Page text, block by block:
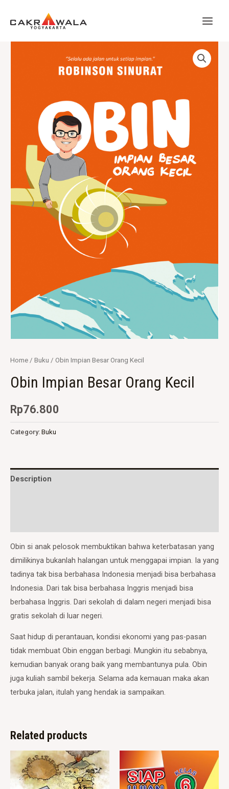
Home / Buku / Obin Impian Besar Orang Kecil
Obin Impian Besar Orang Kecil
Rp76.800
Category: Buku
Description
Obin si anak pelosok membuktikan bahwa keterbatasan yang
dimilikinya bukanlah halangan untuk menggapai impian. Ia yang
tadinya tak bisa berbahasa Indonesia menjadi bisa berbahasa
Indonesia. Dari tak bisa berbahasa Inggris menjadi bisa
berbahasa Inggris. Dari sekolah di dalam negeri menjadi bisa
gratis sekolah di luar negeri.
Saat hidup di perantauan, kondisi ekonomi yang pas-pasan
tidak membuat Obin enggan berbagi. Mungkin itu sebabnya,
kemudian banyak orang baik yang membantunya pula. Obin
juga kuliah sambil bekerja. Selama ada kemauan maka akan
terbuka jalan, itulah yang hendak ia sampaikan.
Related products